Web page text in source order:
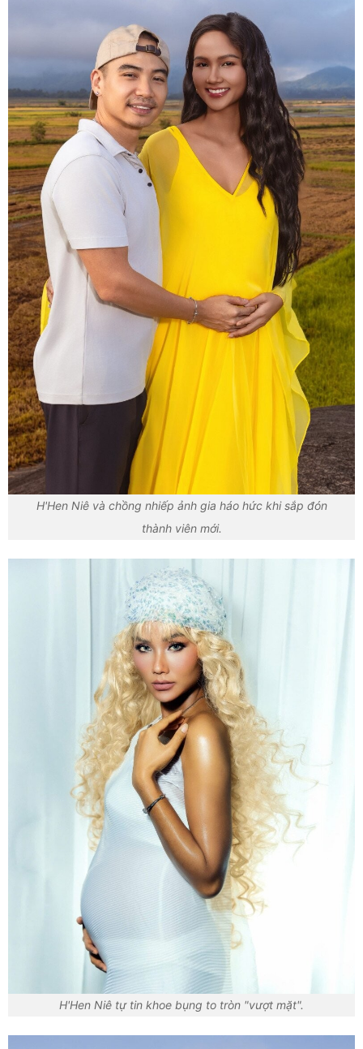
H'Hen Niê và chồng nhiếp ảnh gia háo hức khi sắp đón
thành viên mới.
H'Hen Niê tự tin khoe bụng to tròn "vượt mặt".